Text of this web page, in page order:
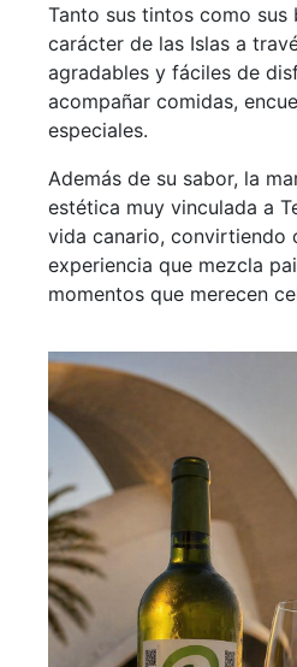
Tanto sus tintos como sus
carácter de las Islas a
agradables y fáciles de
acompañar comidas,
especiales.
Además de su sabor, la
estética muy vinculada a
vida canario, convirtiendo
experiencia que mezcla
momentos que merecen